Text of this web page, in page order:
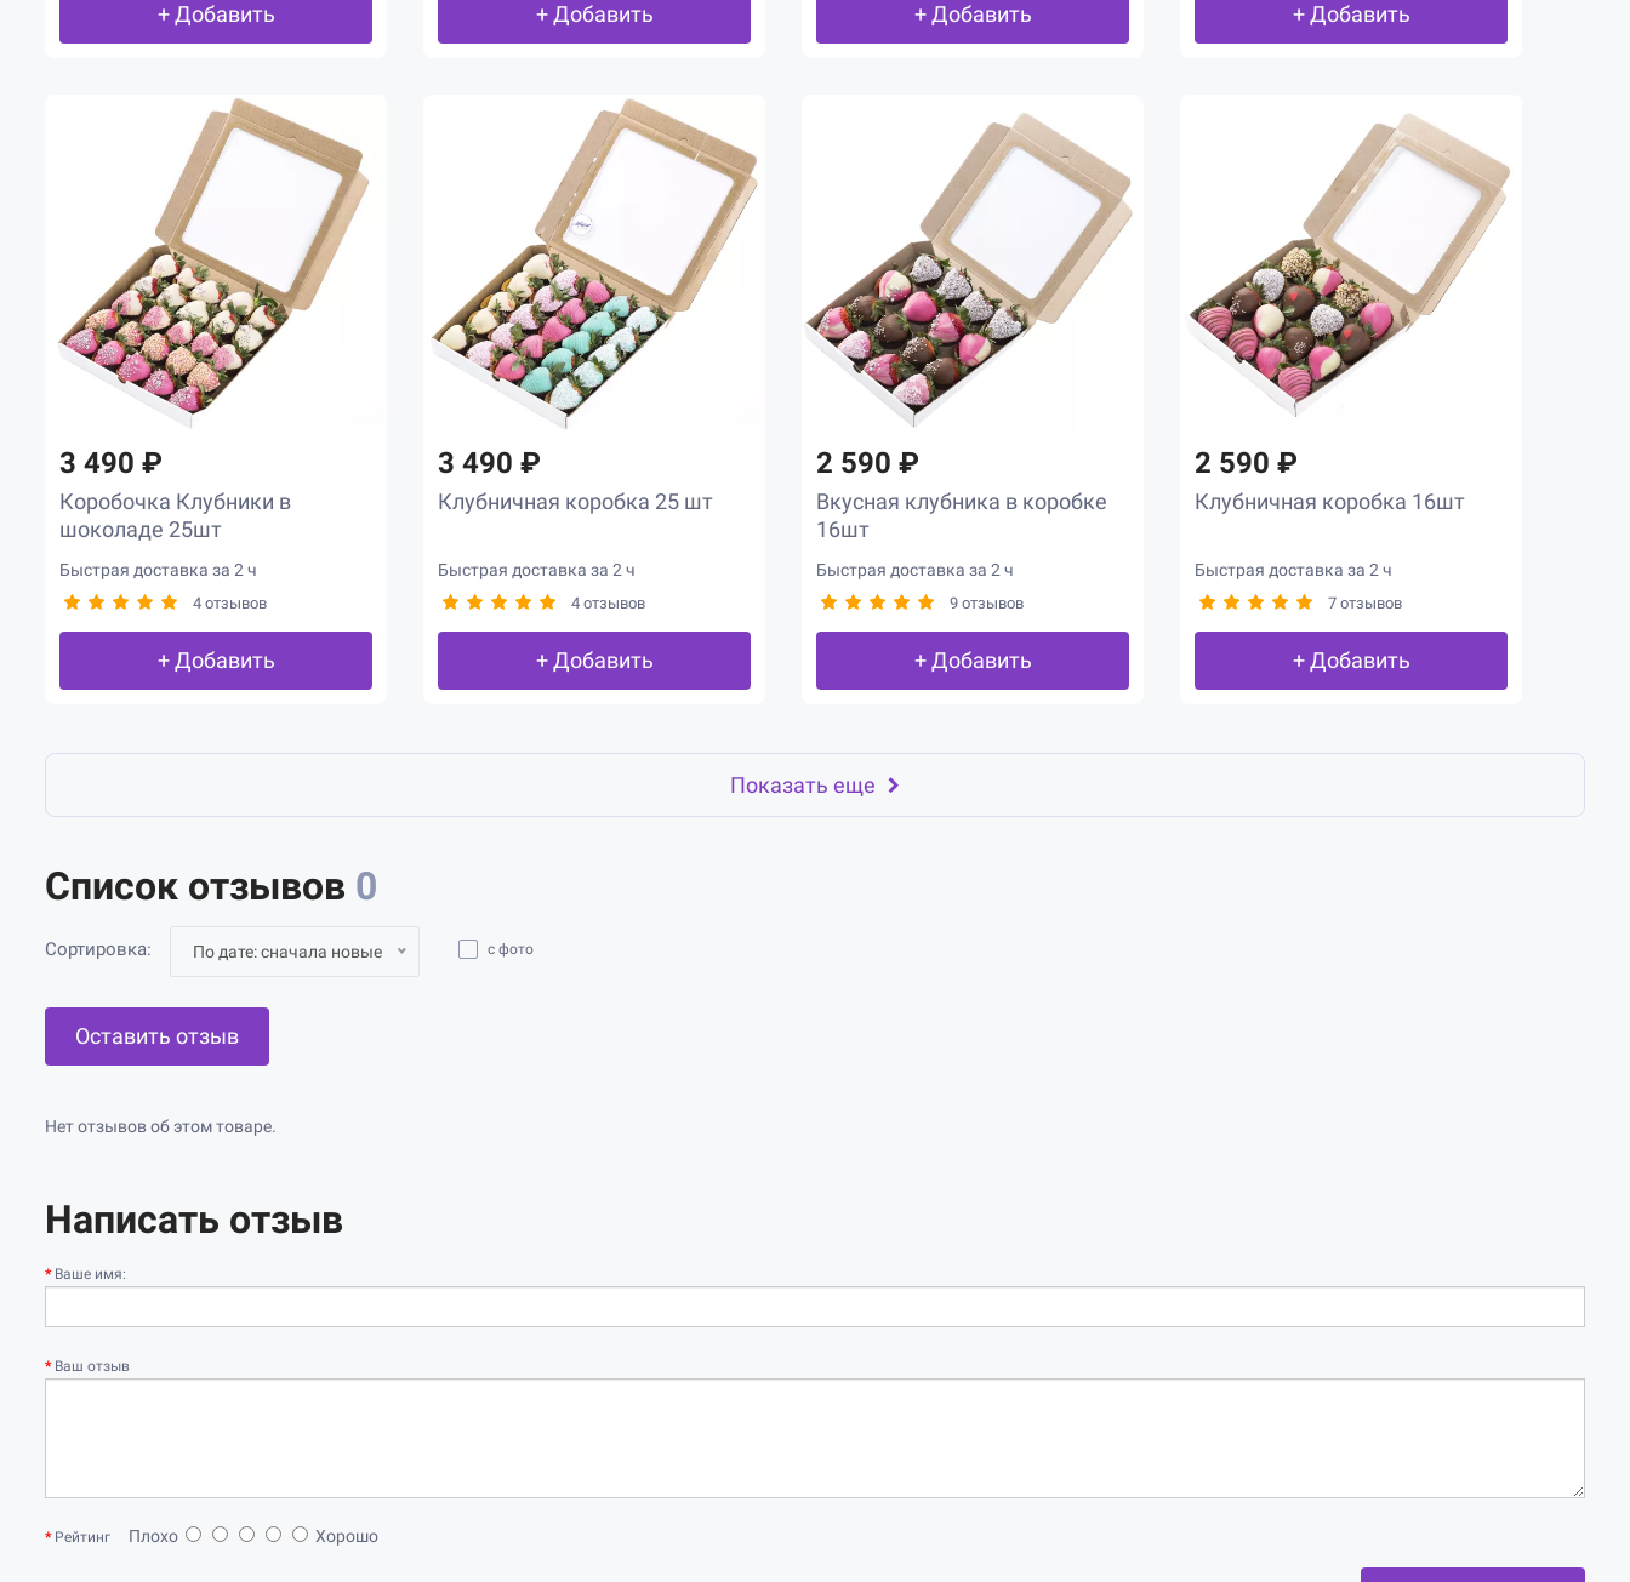
+ Добавить + Добавить + Добавить + Добавить
3 490 ₽
Коробочка Клубники в
шоколаде 25шт
Быстрая доставка за 2 ч
4 отзывов
+ Добавить
3 490 ₽
Клубничная коробка 25 шт
Быстрая доставка за 2 ч
4 отзывов
+ Добавить
2 590 ₽
Вкусная клубника в коробке
16шт
Быстрая доставка за 2 ч
9 отзывов
+ Добавить
2 590 ₽
Клубничная коробка 16шт
Быстрая доставка за 2 ч
7 отзывов
+ Добавить
Показать еще
Список отзывов 0
Сортировка: По дате: сначала новые с фото
Оставить отзыв
Нет отзывов об этом товаре.
Написать отзыв
Ваше имя:
Ваш отзыв
Рейтинг Плохо Хорошо